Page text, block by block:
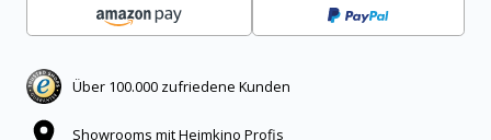
Über 100.000 zufriedene Kunden
Showrooms mit Heimkino Profis